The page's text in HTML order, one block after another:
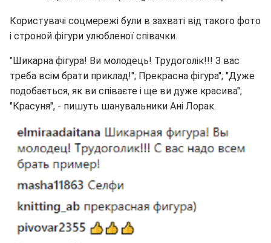
Користувачі соцмережі були в захваті від такого фото
і строной фігури улюбленої співачки.
"Шикарна фігура! Ви молодець! Трудоголік!!! З вас
треба всім брати приклад!"; Прекрасна фігура"; "Дуже
подобається, як ви співаєте і ще ви дуже красива";
"Красуня", - пишуть шанувальники Ані Лорак.